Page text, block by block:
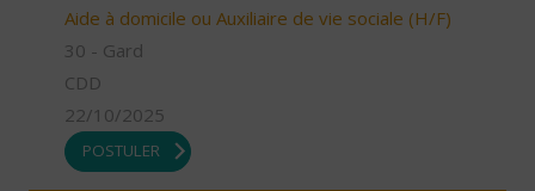
Aide à domicile ou Auxiliaire de vie sociale (H/F)
30 - Gard
CDD
22/10/2025
POSTULER